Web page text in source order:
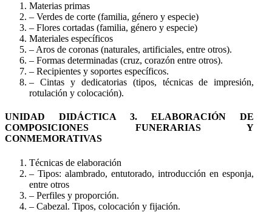
Materias primas
– Verdes de corte (familia, género y especie)
– Flores cortadas (familia, género y especie)
Materiales específicos
– Aros de coronas (naturales, artificiales, entre otros).
– Formas determinadas (cruz, corazón entre otros).
– Recipientes y soportes específicos.
– Cintas y dedicatorias (tipos, técnicas de impresión,
rotulación y colocación).
UNIDAD DIDÁCTICA 3. ELABORACIÓN DE
COMPOSICIONES FUNERARIAS Y
CONMEMORATIVAS
Técnicas de elaboración
– Tipos: alambrado, entutorado, introducción en esponja,
entre otros
– Perfiles y proporción.
– Cabezal. Tipos, colocación y fijación.